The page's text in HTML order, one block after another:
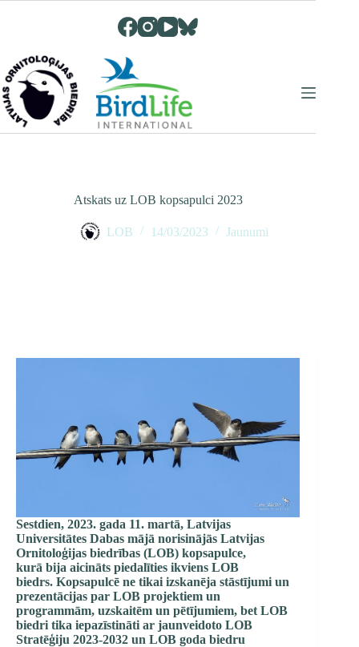
Atskats uz LOB kopsapulci 2023
LOB 14/03/2023 Jaunumi
Sestdien, 2023. gada 11. martā, Latvijas
Universitātes Dabas mājā norisinājās Latvijas
Ornitoloģijas biedrības (LOB) kopsapulce,
kurā bija aicināts piedalīties ikviens LOB
biedrs. Kopsapulcē ne tikai izskanēja stāstījumi un
prezentācijas par LOB projektiem un
programmām, uzskaitēm un pētījumiem, bet LOB
biedri tika iepazīstināti ar jaunveidoto LOB
Stratēģiju 2023-2032 un LOB goda biedru